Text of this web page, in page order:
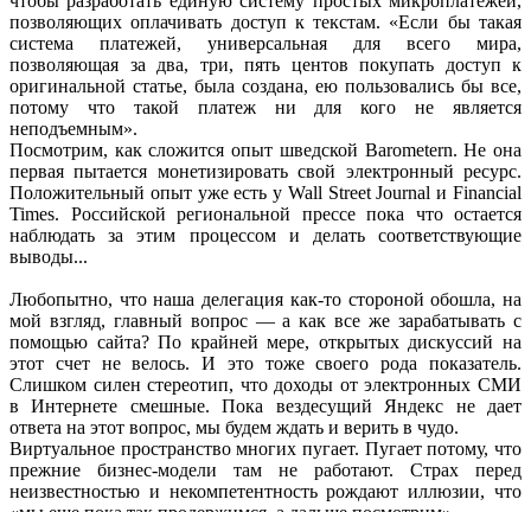
позволяющих оплачивать доступ к текстам. «Если бы такая
система платежей, универсальная для всего мира,
позволяющая за два, три, пять центов покупать доступ к
оригинальной статье, была создана, ею пользовались бы все,
потому что такой платеж ни для кого не является
неподъемным».
Посмотрим, как сложится опыт шведской Barometern. Не она
первая пытается монетизировать свой электронный ресурс.
Положительный опыт уже есть у Wall Street Journal и Financial
Times. Российской региональной прессе пока что остается
наблюдать за этим процессом и делать соответствующие
выводы...
Любопытно, что наша делегация как-то стороной обошла, на
мой взгляд, главный вопрос — а как все же зарабатывать с
помощью сайта? По крайней мере, открытых дискуссий на
этот счет не велось. И это тоже своего рода показатель.
Слишком силен стереотип, что доходы от электронных СМИ
в Интернете смешные. Пока вездесущий Яндекс не дает
ответа на этот вопрос, мы будем ждать и верить в чудо.
Виртуальное пространство многих пугает. Пугает потому, что
прежние бизнес-модели там не работают. Страх перед
неизвестностью и некомпетентность рождают иллюзии, что